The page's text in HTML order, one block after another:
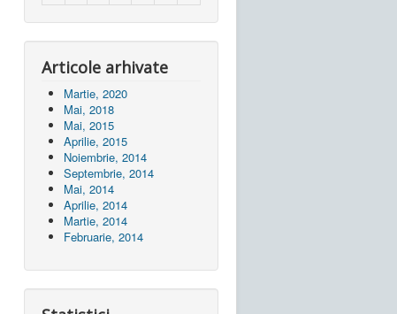
Articole arhivate
Martie, 2020
Mai, 2018
Mai, 2015
Aprilie, 2015
Noiembrie, 2014
Septembrie, 2014
Mai, 2014
Aprilie, 2014
Martie, 2014
Februarie, 2014